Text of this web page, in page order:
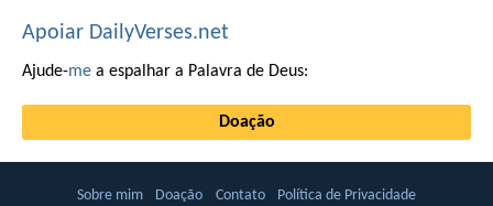
Apoiar DailyVerses.net
Ajude-me a espalhar a Palavra de Deus:
Doação
Sobre mim Doação Contato Política de Privacidade